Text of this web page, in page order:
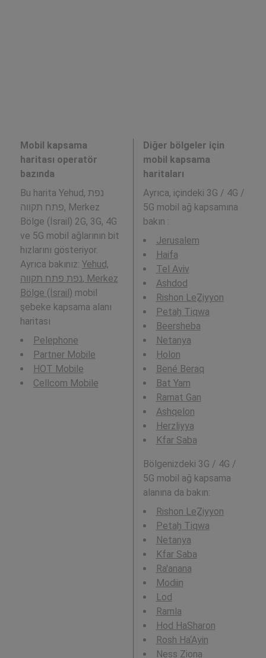
Mobil kapsama
haritası operatör
bazında
Bu harita Yehud, נפת
פתח תקווה, Merkez
Bölge (İsrail) 2G, 3G, 4G
ve 5G mobil ağlarının bit
hızlarını gösteriyor.
Ayrıca bakınız: Yehud,
נפת פתח תקווה, Merkez
Bölge (İsrail) mobil
şebeke kapsama alanı
haritası
Pelephone
Partner Mobile
HOT Mobile
Cellcom Mobile
Diğer bölgeler için
mobil kapsama
haritaları
Ayrıca, içindeki 3G / 4G /
5G mobil ağ kapsamına
bakın :
Jerusalem
Haifa
Tel Aviv
Ashdod
Rishon LeẔiyyon
Petaẖ Tiqwa
Beersheba
Netanya
H̱olon
Bené Beraq
Bat Yam
Ramat Gan
Ashqelon
Herzliyya
Kfar Saba
Bölgenizdeki 3G / 4G /
5G mobil ağ kapsama
alanına da bakın:
Rishon LeẔiyyon
Petaẖ Tiqwa
Netanya
Kfar Saba
Ra'anana
Modiin
Lod
Ramla
Hod HaSharon
Rosh Ha‘Ayin
Ness Ziona